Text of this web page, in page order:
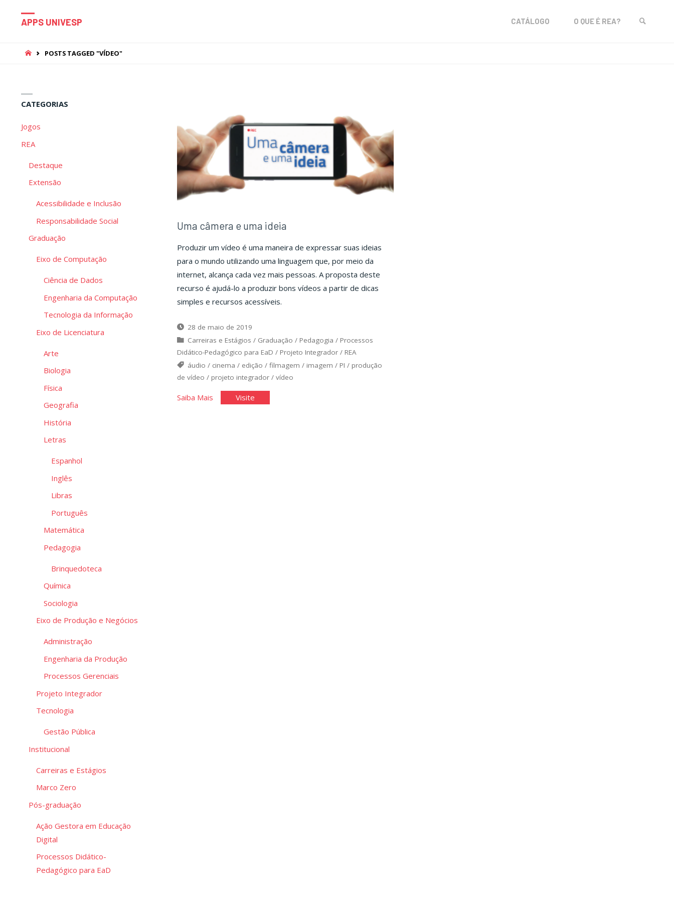
APPS UNIVESP CATÁLOGO O QUE É REA?
HOMEPOSTS TAGGED "VÍDEO"
Uma câmera e uma ideia
Produzir um vídeo é uma maneira de expressar suas ideias
para o mundo utilizando uma linguagem que, por meio da
internet, alcança cada vez mais pessoas. A proposta deste
recurso é ajudá-lo a produzir bons vídeos a partir de dicas
simples e recursos acessíveis.
28 de maio de 2019
Carreiras e Estágios / Graduação / Pedagogia / Processos
Didático-Pedagógico para EaD / Projeto Integrador/ REA
áudio / cinema / edição /filmagem / imagem / PI / produção
de vídeo / projeto integrador/ vídeo
Saiba Mais"Uma
Visite"Uma
CATEGORIAS
Jogos
REA
Destaque
Extensão
Acessibilidade e Inclusão
Responsabilidade Social
Graduação
Eixo de Computação
Ciência de Dados
Engenharia da Computação
Tecnologia da Informação
Eixo de Licenciatura
Arte
Biologia
Física
Geografia
História
Letras
Espanhol
Inglês
Libras
Português
Matemática
Pedagogia
Brinquedoteca
Química
Sociologia
Eixo de Produção e Negócios
Administração
Engenharia da Produção
Processos Gerenciais
Projeto Integrador
Tecnologia
Gestão Pública
Institucional
Carreiras e Estágios
Marco Zero
Pós-graduação
Ação Gestora em Educação
Digital
Processos Didático-
Pedagógico para EaD